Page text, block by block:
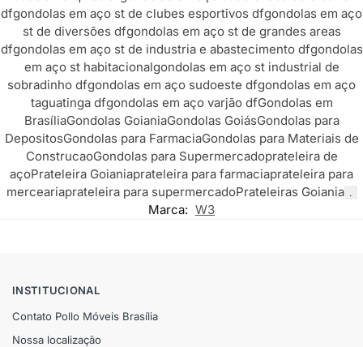
dfgondolas em aço st de clubes esportivos dfgondolas em aço
st de diversões dfgondolas em aço st de grandes areas
dfgondolas em aço st de industria e abastecimento dfgondolas
em aço st habitacionalgondolas em aço st industrial de
sobradinho dfgondolas em aço sudoeste dfgondolas em aço
taguatinga dfgondolas em aço varjão dfGondolas em
BrasíliaGondolas GoianiaGondolas GoiásGondolas para
DepositosGondolas para FarmaciaGondolas para Materiais de
ConstrucaoGondolas para Supermercadoprateleira de
açoPrateleira Goianiaprateleira para farmaciaprateleira para
merceariaprateleira para supermercadoPrateleiras Goiania .
Marca: W3
INSTITUCIONAL
Contato Pollo Móveis Brasília
Nossa localização